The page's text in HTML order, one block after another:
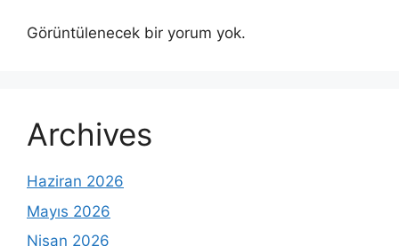
Görüntülenecek bir yorum yok.
Archives
Haziran 2026
Mayıs 2026
Nisan 2026